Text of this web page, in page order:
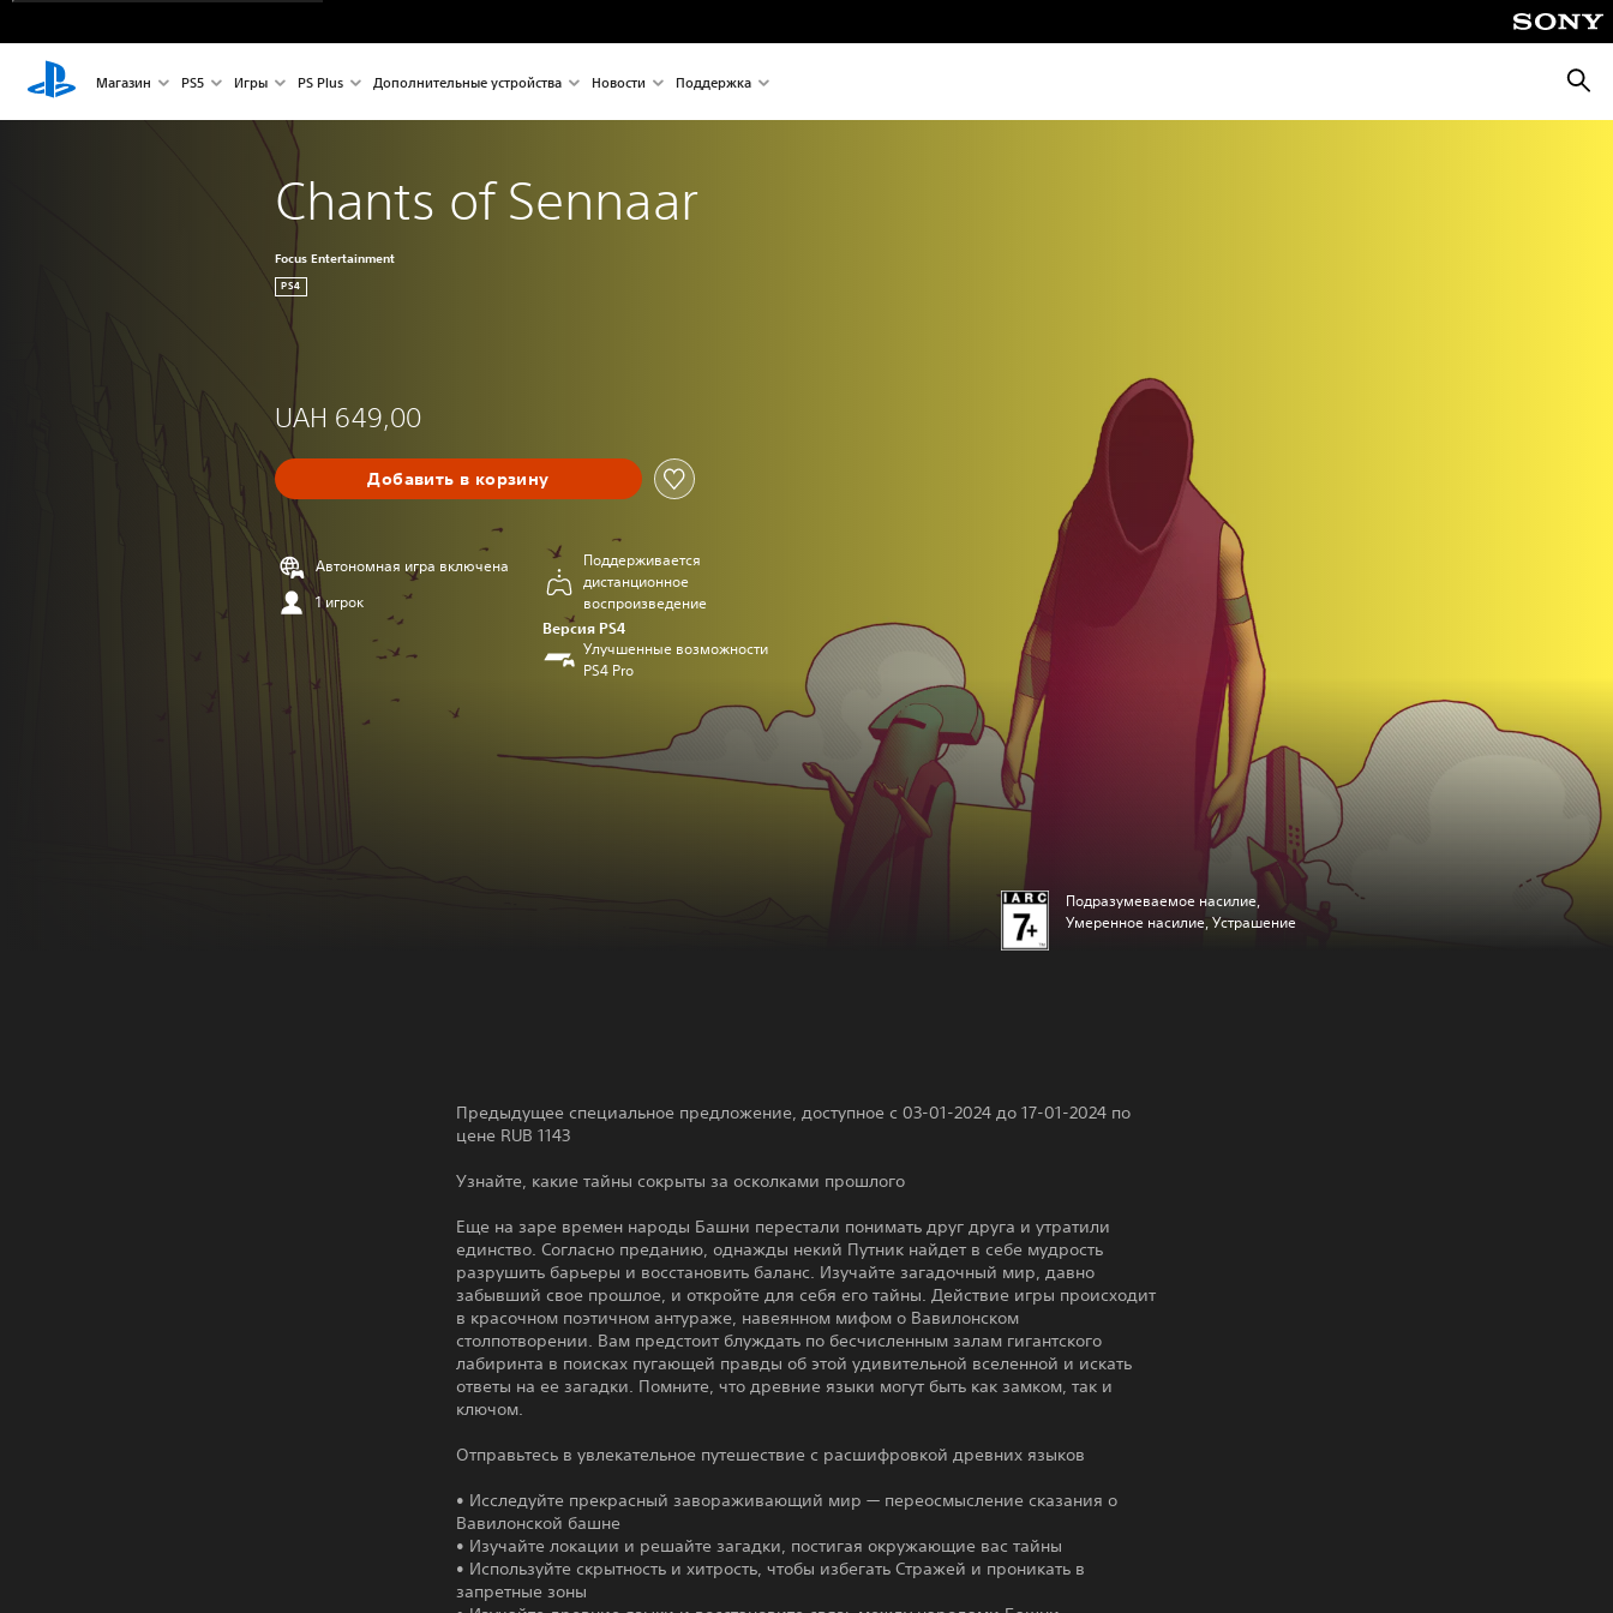
Магазин PS5 Игры PS Plus Дополнительные устройства Новости Поддержка
Chants of Sennaar
Focus Entertainment
PS4
UAH 649,00
Добавить в корзину
Автономная игра включена
1 игрок
Поддерживается
дистанционное
воспроизведение
Версия PS4
Улучшенные возможности
PS4 Pro
Подразумеваемое насилие,
Умеренное насилие, Устрашение
Предыдущее специальное предложение, доступное с 03-01-2024 до 17-01-2024 по
цене RUB 1143
Узнайте, какие тайны сокрыты за осколками прошлого
Еще на заре времен народы Башни перестали понимать друг друга и утратили
единство. Согласно преданию, однажды некий Путник найдет в себе мудрость
разрушить барьеры и восстановить баланс. Изучайте загадочный мир, давно
забывший свое прошлое, и откройте для себя его тайны. Действие игры происходит
в красочном поэтичном антураже, навеянном мифом о Вавилонском
столпотворении. Вам предстоит блуждать по бесчисленным залам гигантского
лабиринта в поисках пугающей правды об этой удивительной вселенной и искать
ответы на ее загадки. Помните, что древние языки могут быть как замком, так и
ключом.
Отправьтесь в увлекательное путешествие с расшифровкой древних языков
• Исследуйте прекрасный завораживающий мир — переосмысление сказания о
Вавилонской башне
• Изучайте локации и решайте загадки, постигая окружающие вас тайны
• Используйте скрытность и хитрость, чтобы избегать Стражей и проникать в
запретные зоны